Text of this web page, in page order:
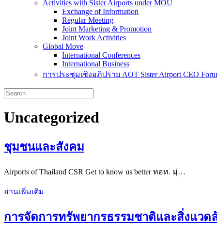
Activities with Sister Airports under MOU
Exchange of Information
Regular Meeting
Joint Marketing & Promotion
Joint Work Activities
Global Move
International Conferences
International Business
การประชุมเชิงอภิปราย AOT Sister Airport CEO
Uncategorized
ชุมชนและสังคม
Airports of Thailand CSR Get to know us better ทอท. มุ่…
อ่านเพิ่มเติม
การจัดการทรัพยากรธรรมชาติและสิ่งแวด